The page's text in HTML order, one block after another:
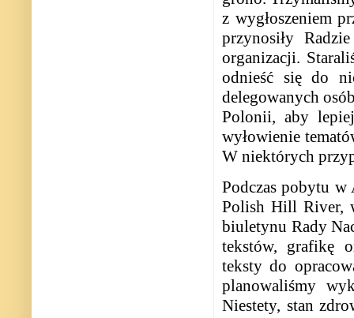
z wygłoszeniem
przynosiły
organizacji.
odnieść się do
delegowanych
Polonii, aby
wyłowienie
W niektórych
Podczas pobytu
Polish Hill River,
biuletynu Rady
tekstów, grafikę
teksty do
planowaliśmy
Niestety, stan